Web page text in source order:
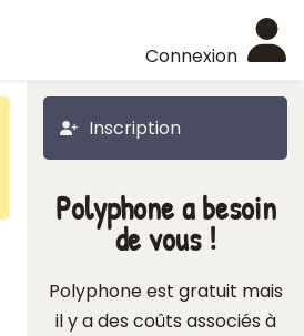
Connexion
Inscription
Polyphone a besoin
de vous !
Polyphone est gratuit mais
il y a des coûts associés à